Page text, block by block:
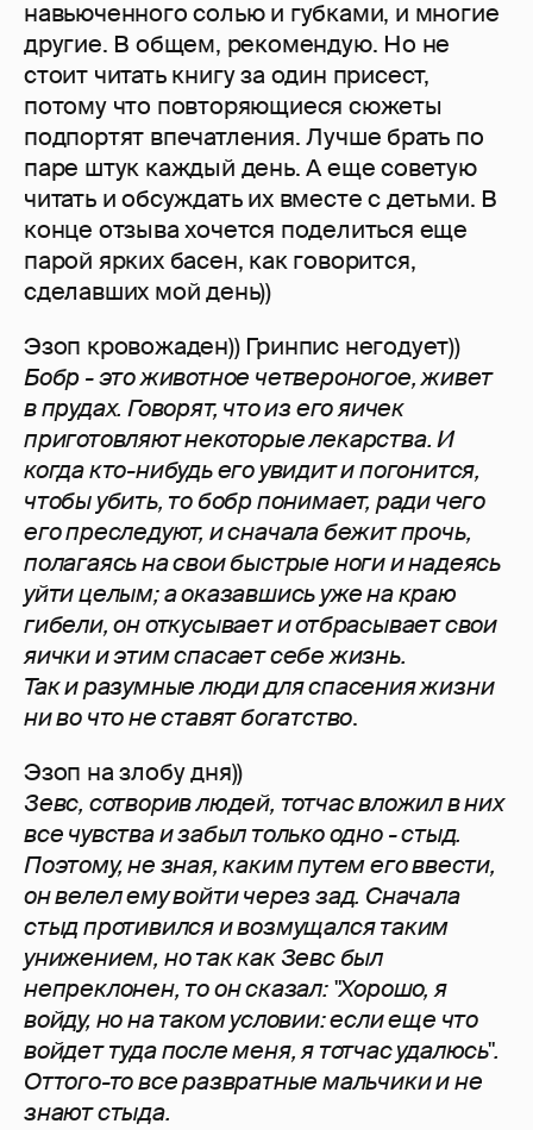
навьюченного солью и губками, и многие
другие. В общем, рекомендую. Но не
стоит читать книгу за один присест,
потому что повторяющиеся сюжеты
подпортят впечатления. Лучше брать по
паре штук каждый день. А еще советую
читать и обсуждать их вместе с детьми. В
конце отзыва хочется поделиться еще
парой ярких басен, как говорится,
сделавших мой день))
Эзоп кровожаден)) Гринпис негодует))
Бобр - это животное четвероногое, живет
в прудах. Говорят, что из его яичек
приготовляют некоторые лекарства. И
когда кто-нибудь его увидит и погонится,
чтобы убить, то бобр понимает, ради чего
его преследуют, и сначала бежит прочь,
полагаясь на свои быстрые ноги и надеясь
уйти целым; а оказавшись уже на краю
гибели, он откусывает и отбрасывает свои
яички и этим спасает себе жизнь.
Так и разумные люди для спасения жизни
ни во что не ставят богатство.
Эзоп на злобу дня))
Зевс, сотворив людей, тотчас вложил в них
все чувства и забыл только одно - стыд.
Поэтому, не зная, каким путем его ввести,
он велел ему войти через зад. Сначала
стыд противился и возмущался таким
унижением, но так как Зевс был
непреклонен, то он сказал: "Хорошо, я
войду, но на таком условии: если еще что
войдет туда после меня, я тотчас удалюсь".
Оттого-то все развратные мальчики и не
знают стыда.